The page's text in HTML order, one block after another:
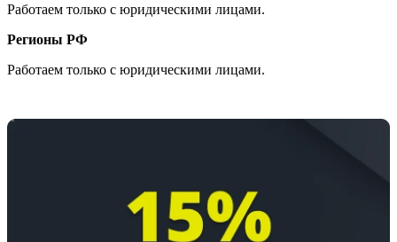
Работаем только с юридическими лицами.
Регионы РФ
Работаем только с юридическими лицами.